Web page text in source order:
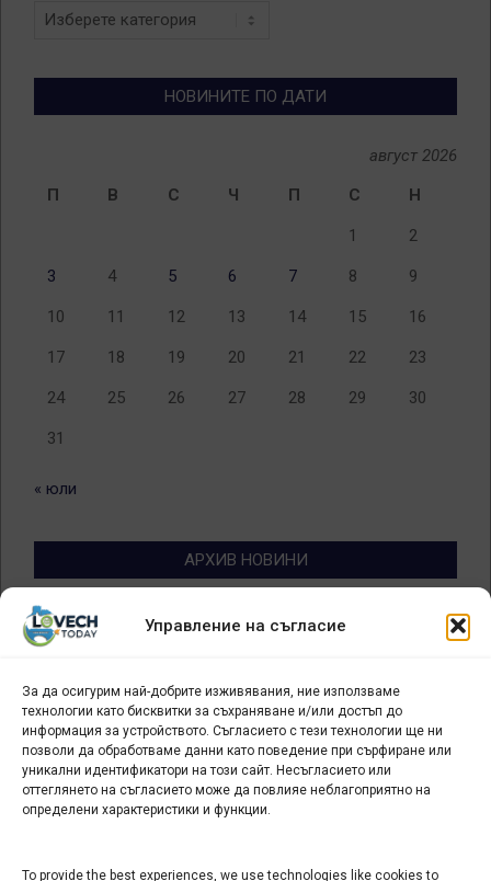
Управление на съгласие
За да осигурим най-добрите изживявания, ние използваме
технологии като бисквитки за съхраняване и/или достъп до
информация за устройството. Съгласието с тези технологии ще ни
позволи да обработваме данни като поведение при сърфиране или
уникални идентификатори на този сайт. Несъгласието или
оттеглянето на съгласието може да повлияе неблагоприятно на
определени характеристики и функции.
To provide the best experiences, we use technologies like cookies to
Новини
НОВИНИТЕ ПО ДАТИ
август 2026
П
В С Ч П С Н
1 2
3 4 5 6 7 8 9
10 11 12 13 14 15 16
17 18 19 20 21 22 23
24 25 26 27 28 29 30
31
« юли
АРХИВ НОВИНИ
Архив
новини
БИЗНЕС
Арт галерия "Мостове" – магазин за изкуство
СЕВЕРОЗАПАДА ИНФОРМАЦИОНЕН БИЗНЕС
ТУРИСТИЧЕСКИ КЛЪСТЕР
ИНСТИТУЦИИ В ЛОВЕЧ